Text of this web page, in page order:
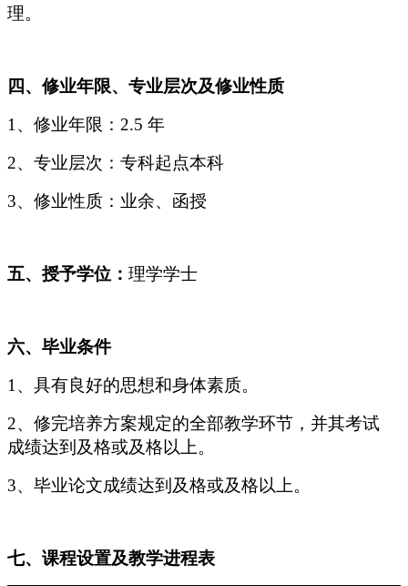
理。
四、修业年限、专业层次及修业性质
1、修业年限：2.5 年
2、专业层次：专科起点本科
3、修业性质：业余、函授
五、授予学位： 理学学士
六、毕业条件
1、具有良好的思想和身体素质。
2、修完培养方案规定的全部教学环节，并其考试
成绩达到及格或及格以上。
3、毕业论文成绩达到及格或及格以上。
七、课程设置及教学进程表